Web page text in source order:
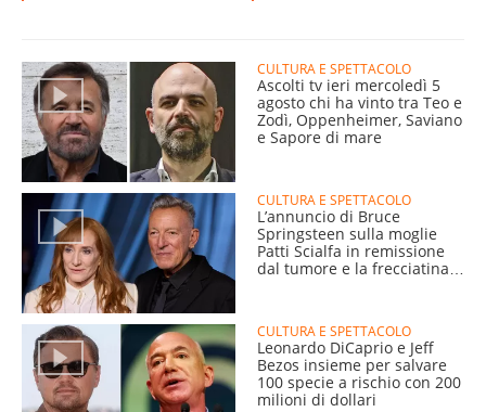
CULTURA E SPETTACOLO
Ascolti tv ieri mercoledì 5
agosto chi ha vinto tra Teo e
Zodì, Oppenheimer, Saviano
e Sapore di mare
CULTURA E SPETTACOLO
L’annuncio di Bruce
Springsteen sulla moglie
Patti Scialfa in remissione
dal tumore e la frecciatina a
CULTURA E SPETTACOLO
Leonardo DiCaprio e Jeff
Bezos insieme per salvare
100 specie a rischio con 200
milioni di dollari